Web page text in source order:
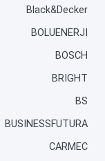
Black&Decker
BOLUENERJI
BOSCH
BRIGHT
BS
BUSINESSFUTURA
CARMEC